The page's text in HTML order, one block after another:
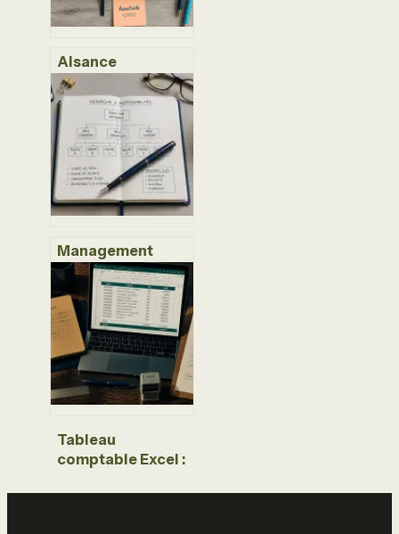
Aisance
relationnelle : 3
piliers et 5
exercices pour
transformer vos
interactions
sociales
Management
directif : quand
l’utiliser sans
briser la
dynamique
d’équipe ?
Tableau
comptable Excel :
indispensables et